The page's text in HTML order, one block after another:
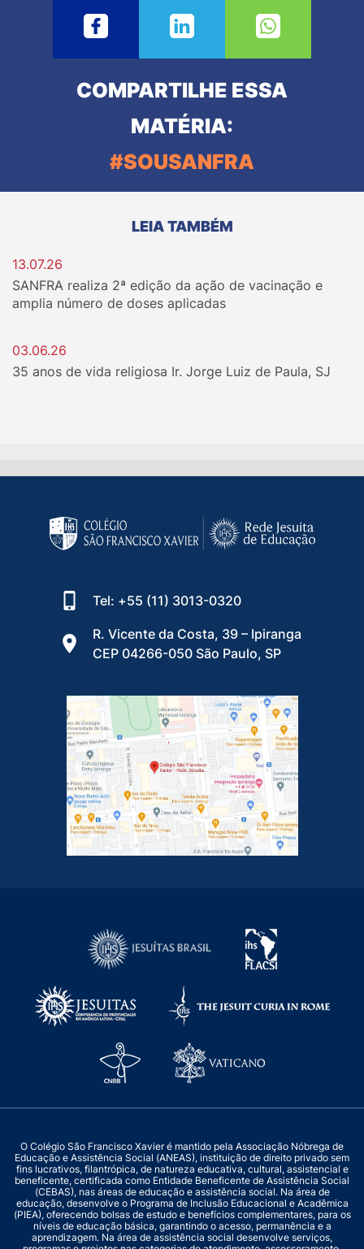
COMPARTILHE ESSA
MATÉRIA:
#SOUSANFRA
LEIA TAMBÉM
13.07.26
SANFRA realiza 2ª edição da ação de vacinação e
amplia número de doses aplicadas
03.06.26
35 anos de vida religiosa Ir. Jorge Luiz de Paula, SJ
Tel: +55 (11) 3013-0320
R. Vicente da Costa, 39 – Ipiranga
CEP 04266-050 São Paulo, SP
O Colégio São Francisco Xavier é mantido pela Associação Nóbrega de
Educação e Assistência Social (ANEAS), instituição de direito privado sem
fins lucrativos, filantrópica, de natureza educativa, cultural, assistencial e
beneficente, certificada como Entidade Beneficente de Assistência Social
(CEBAS), nas áreas de educação e assistência social. Na área de
educação, desenvolve o Programa de Inclusão Educacional e Acadêmica
(PIEA), oferecendo bolsas de estudo e benefícios complementares, para os
níveis de educação básica, garantindo o acesso, permanência e a
aprendizagem. Na área de assistência social desenvolve serviços,